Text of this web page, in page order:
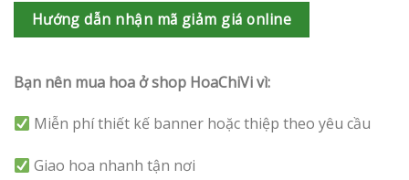
Hướng dẫn nhận mã giảm giá online
Bạn nên mua hoa ở shop HoaChiVi vì:
Miễn phí thiết kế banner hoặc thiệp theo yêu cầu
Giao hoa nhanh tận nơi